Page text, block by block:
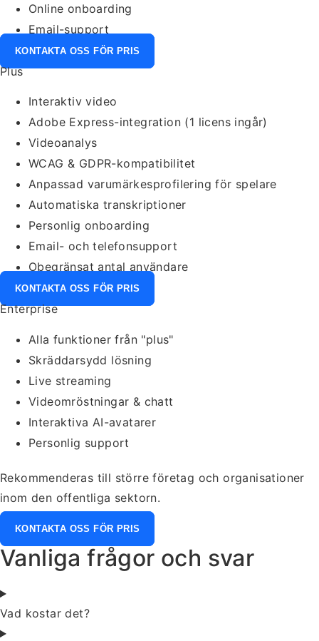
Online onboarding
Email-support
KONTAKTA OSS FÖR PRIS
Plus
Interaktiv video
Adobe Express-integration (1 licens ingår)
Videoanalys
WCAG & GDPR-kompatibilitet
Anpassad varumärkesprofilering för spelare
Automatiska transkriptioner
Personlig onboarding
Email- och telefonsupport
Obegränsat antal användare
KONTAKTA OSS FÖR PRIS
Enterprise
Alla funktioner från "plus"
Skräddarsydd lösning
Live streaming
Videomröstningar & chatt
Interaktiva AI-avatarer
Personlig support
Rekommenderas till större företag och organisationer
inom den offentliga sektorn.
KONTAKTA OSS FÖR PRIS
Vanliga frågor och svar
Vad kostar det?